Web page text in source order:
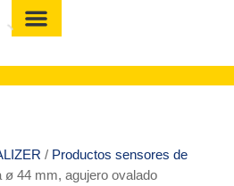
/ Productos sensores de
ø 44 mm, agujero ovalado